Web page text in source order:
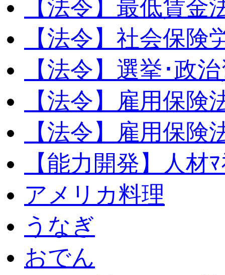
【法令】最低賃金
【法令】社会保険
【法令】選挙･政
【法令】雇用保険
【法令】雇用保険
【能力開発】人材
アメリカ料理
うなぎ
おでん